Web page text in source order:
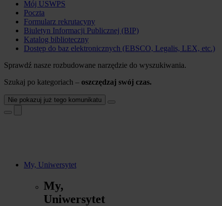
Mój USWPS
Poczta
Formularz rekrutacyny
Biuletyn Informacji Publicznej (BIP)
Katalog biblioteczny
Dostęp do baz elektronicznych (EBSCO, Legalis, LEX, etc.)
Sprawdź nasze rozbudowane narzędzie do wyszukiwania.
Szukaj po kategoriach – oszczędzaj swój czas.
Nie pokazuj już tego komunikatu
My, Uniwersytet
My,
Uniwersytet